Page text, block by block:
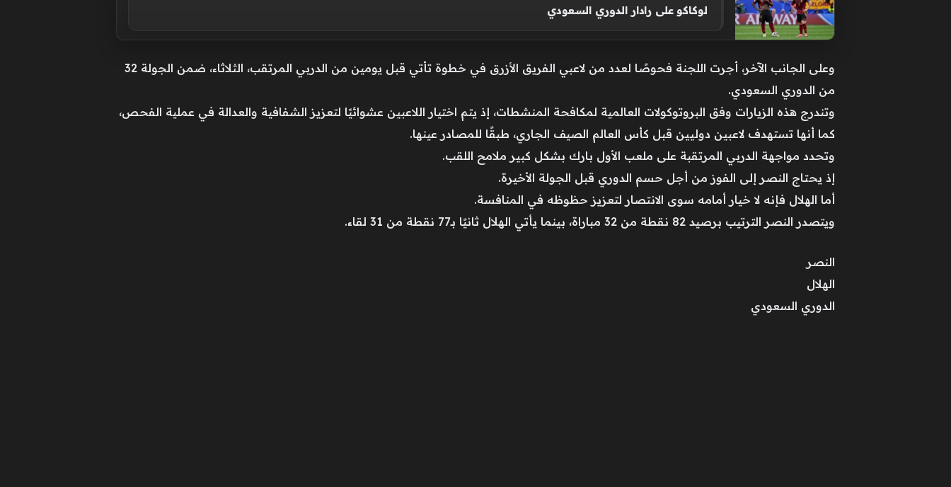
لوكاكو على رادار الدوري السعودي
وعلى الجانب الآخر، أجرت اللجنة فحوصًا لعدد من لاعبي الفريق الأزرق في خطوة تأتي قبل يومين من الدربي المرتقب، الثلاثاء، ضمن الجولة 32
من الدوري السعودي.
وتندرج هذه الزيارات وفق البروتوكولات العالمية لمكافحة المنشطات، إذ يتم اختيار اللاعبين عشوائيًا لتعزيز الشفافية والعدالة في عملية الفحص،
كما أنها تستهدف لاعبين دوليين قبل كأس العالم الصيف الجاري، طبقًا للمصادر عينها.
وتحدد مواجهة الدربي المرتقبة على ملعب الأول بارك بشكل كبير ملامح اللقب.
إذ يحتاج النصر إلى الفوز من أجل حسم الدوري قبل الجولة الأخيرة.
أما الهلال فإنه لا خيار أمامه سوى الانتصار لتعزيز حظوظه في المنافسة.
ويتصدر النصر الترتيب برصيد 82 نقطة من 32 مباراة، بينما يأتي الهلال ثانيًا بـ77 نقطة من 31 لقاء.
النصر
الهلال
الدوري السعودي